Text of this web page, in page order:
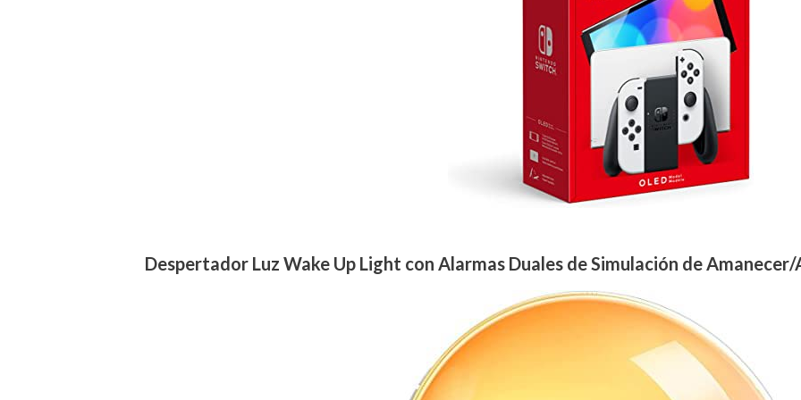
Despertador Luz Wake Up Light con Alarmas Duales de Simulación de